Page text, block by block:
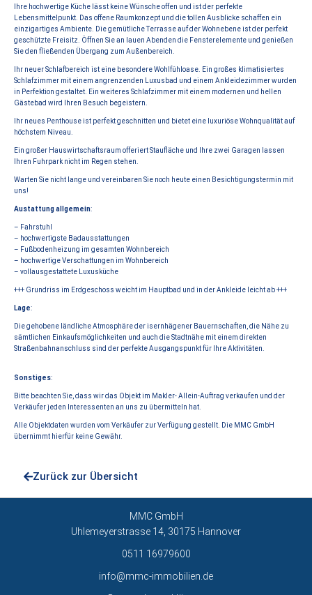
Ihre hochwertige Küche lässt keine Wünsche offen und ist der perfekte
Lebensmittelpunkt. Das offene Raumkonzept und die tollen Ausblicke schaffen ein
einzigartiges Ambiente. Die gemütliche Terrasse auf der Wohnebene ist der perfekt
geschützte Freisitz. Öffnen Sie an lauen Abenden die Fensterelemente und genießen
Sie den fließenden Übergang zum Außenbereich.
Ihr neuer Schlafbereich ist eine besondere Wohlfühloase. Ein großes klimatisiertes
Schlafzimmer mit einem angrenzenden Luxusbad und einem Ankleidezimmer wurden
in Perfektion gestaltet. Ein weiteres Schlafzimmer mit einem modernen und hellen
Gästebad wird Ihren Besuch begeistern.
Ihr neues Penthouse ist perfekt geschnitten und bietet eine luxuriöse Wohnqualität auf
höchstem Niveau.
Ein großer Hauswirtschaftsraum offeriert Staufläche und Ihre zwei Garagen lassen
Ihren Fuhrpark nicht im Regen stehen.
Warten Sie nicht lange und vereinbaren Sie noch heute einen Besichtigungstermin mit
uns!
Austattung allgemein:
– Fahrstuhl
– hochwertigste Badausstattungen
– Fußbodenheizung im gesamten Wohnbereich
– hochwertige Verschattungen im Wohnbereich
– vollausgestattete Luxusküche
+++ Grundriss im Erdgeschoss weicht im Hauptbad und in der Ankleide leicht ab +++
Lage:
Die gehobene ländliche Atmosphäre der isernhägener Bauernschaften, die Nähe zu
sämtlichen Einkaufsmöglichkeiten und auch die Stadtnähe mit einem direkten
Straßenbahnanschluss sind der perfekte Ausgangspunkt für Ihre Aktivitäten.
Sonstiges:
Bitte beachten Sie, dass wir das Objekt im Makler- Allein-Auftrag verkaufen und der
Verkäufer jeden Interessenten an uns zu übermitteln hat.
Alle Objektdaten wurden vom Verkäufer zur Verfügung gestellt. Die MMC GmbH
übernimmt hierfür keine Gewähr.
Zurück zur Übersicht
MMC GmbH
Uhlemeyerstrasse 14, 30175 Hannover
0511 16979600
info@mmc-immobilien.de